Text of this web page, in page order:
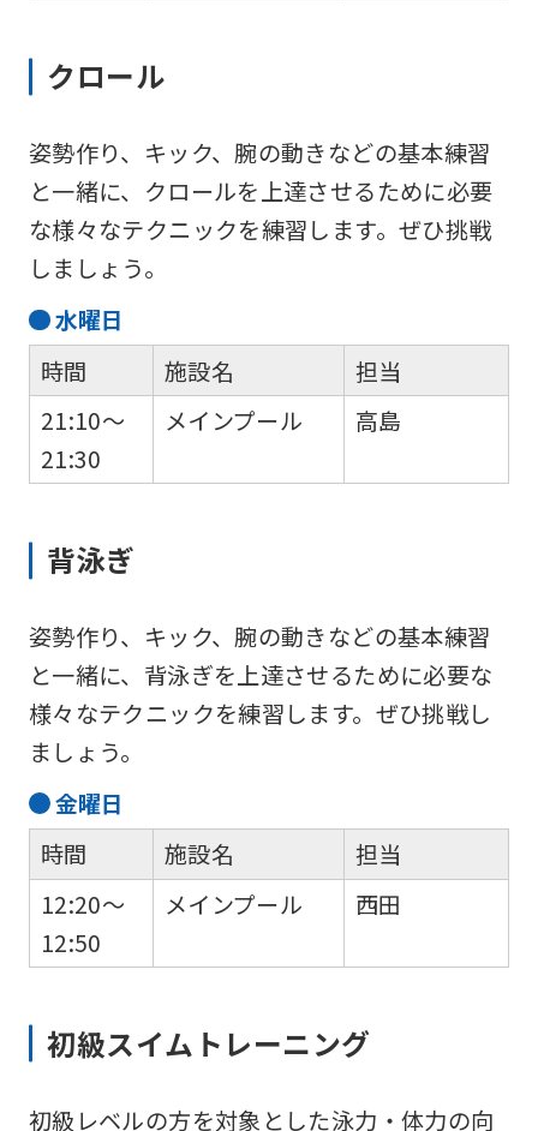
クロール
姿勢作り、キック、腕の動きなどの基本練習
と一緒に、クロールを上達させるために必要
な様々なテクニックを練習します。ぜひ挑戦
しましょう。
水曜日
時間
21:10～
21:30
施設名
メインプール
担当
高島
背泳ぎ
姿勢作り、キック、腕の動きなどの基本練習
と一緒に、背泳ぎを上達させるために必要な
様々なテクニックを練習します。ぜひ挑戦し
ましょう。
金曜日
時間
12:20～
12:50
施設名
メインプール
担当
西田
初級スイムトレーニング
初級レベルの方を対象とした泳力・体力の向